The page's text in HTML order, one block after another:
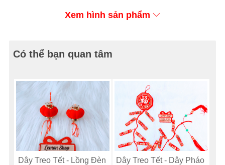
Xem hình sản phẩm
Có thể bạn quan tâm
Dây Treo Tết - Lồng Đèn
Dây Treo Tết - Dây Pháo